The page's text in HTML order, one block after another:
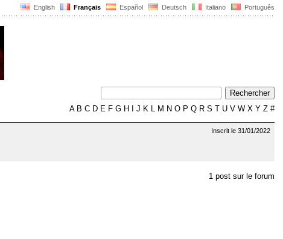
English Français Español Deutsch Italiano Português
AB C D E F G H J K L M N O P Q R S T U V W X Y Z #
Inscrit le 31/01/2022
1 post sur le forum